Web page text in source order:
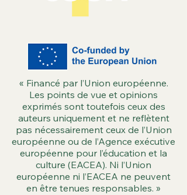
« Financé par l’Union européenne.
Les points de vue et opinions
exprimés sont toutefois ceux des
auteurs uniquement et ne reflètent
pas nécessairement ceux de l’Union
européenne ou de l’Agence exécutive
européenne pour l’éducation et la
culture (EACEA). Ni l’Union
européenne ni l’EACEA ne peuvent
en être tenues responsables. »